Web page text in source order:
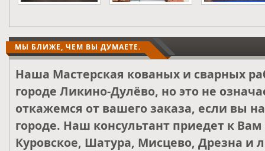
МЫ БЛИЖЕ, ЧЕМ ВЫ ДУМАЕТЕ.
Наша Мастерская кованых и сварных
городе Ликино-Дулёво, но это не
откажемся от вашего заказа, если вы
городе. Наш консультант приедет к
Куровское, Шатура, Мисцево, Дрезна и